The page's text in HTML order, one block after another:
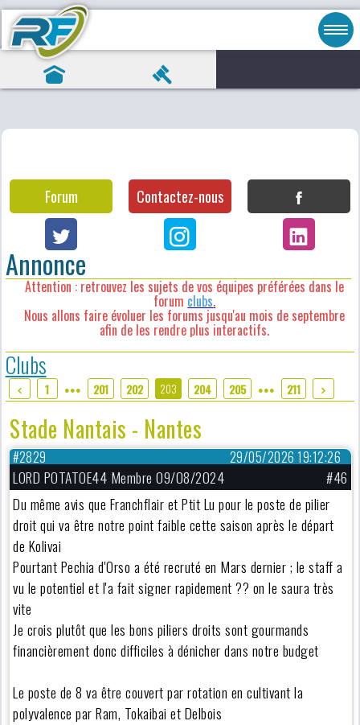
Forum Contactez-nous
Annonce
Attention : retrouvez les sujets de vos équipes préférées dans le
forum clubs.
Nous allons faire évoluer les forums jusqu'au mois de septembre
afin de les rendre plus interactifs.
Clubs
1 ●●● 201 202 203 204 205 ●●● 211
Stade Nantais - Nantes
29/05/2026 19:12:26
#2829
LORD POTATOE44 Membre 09/08/2024
#46
Du même avis que Franchflair et Ptit Lu pour le poste de pilier
droit qui va être notre point faible cette saison après le départ
de Kolivai
Pourtant Pechia d'Orso a été recruté en Mars dernier ; le staff a
vu le potentiel et l'a fait signer rapidement ?? on le saura très
vite
Je crois plutôt que les bons piliers droits sont gourmands
financièrement donc difficiles à dénicher dans notre budget
Le poste de 8 va être couvert par rotation en cultivant la
polyvalence par Ram, Tokaibai et Delbois